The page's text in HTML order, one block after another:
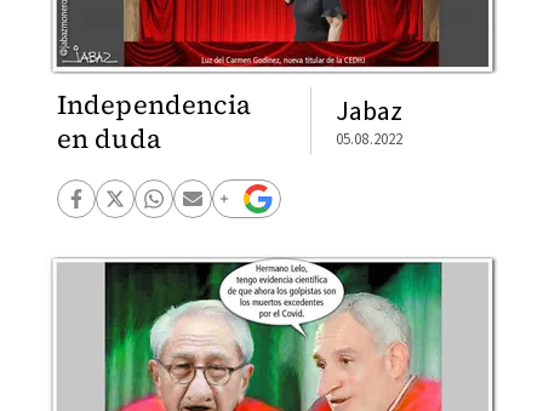
Independencia
en duda
Jabaz
05.08.2022